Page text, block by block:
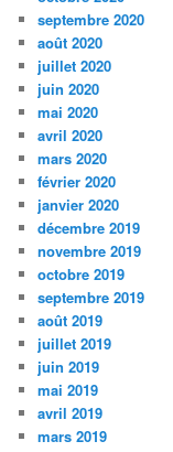
septembre 2020
août 2020
juillet 2020
juin 2020
mai 2020
avril 2020
mars 2020
février 2020
janvier 2020
décembre 2019
novembre 2019
octobre 2019
septembre 2019
août 2019
juillet 2019
juin 2019
mai 2019
avril 2019
mars 2019